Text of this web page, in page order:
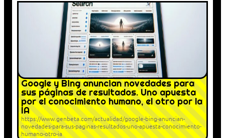
Google y Bing anuncian novedades para
sus páginas de resultados. Uno apuesta
por el conocimiento humano, el otro por la
IA
https://www.genbeta.com/actualidad/google-bing-anuncian-
novedades-para-sus-paginas-resultados-uno-apuesta-conocimiento-
humano-otro-ia